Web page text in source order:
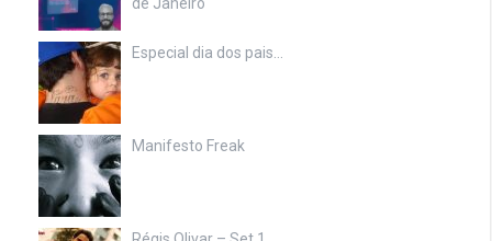
Especial dia dos pais…
Manifesto Freak